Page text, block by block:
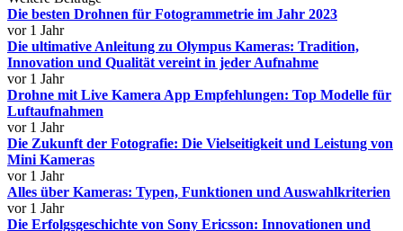
Die besten Drohnen für Fotogrammetrie im Jahr 2023
vor 1 Jahr
Die ultimative Anleitung zu Olympus Kameras: Tradition,
Innovation und Qualität vereint in jeder Aufnahme
vor 1 Jahr
Drohne mit Live Kamera App Empfehlungen: Top Modelle für
Luftaufnahmen
vor 1 Jahr
Die Zukunft der Fotografie: Die Vielseitigkeit und Leistung von
Mini Kameras
vor 1 Jahr
Alles über Kameras: Typen, Funktionen und Auswahlkriterien
vor 1 Jahr
Die Erfolgsgeschichte von Sony Ericsson: Innovationen und